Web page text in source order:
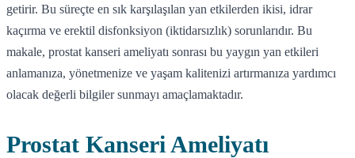
getirir. Bu süreçte en sık karşılaşılan yan etkilerden ikisi, idrar
kaçırma ve erektil disfonksiyon (iktidarsızlık) sorunlarıdır. Bu
makale, prostat kanseri ameliyatı sonrası bu yaygın yan etkileri
anlamanıza, yönetmenize ve yaşam kalitenizi artırmanıza yardımcı
olacak değerli bilgiler sunmayı amaçlamaktadır.
Prostat Kanseri Ameliyatı